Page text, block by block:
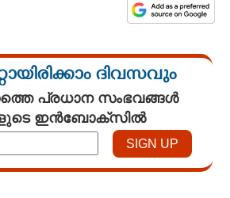
ദിവസവും
പ്രധാന സംഭവങ്ങൾ
ഇൻബോക്സിൽ